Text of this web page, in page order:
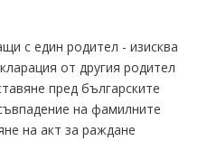
с един родител - изисква
от другия родител
пред българските
на фамилните
на акт за раждане